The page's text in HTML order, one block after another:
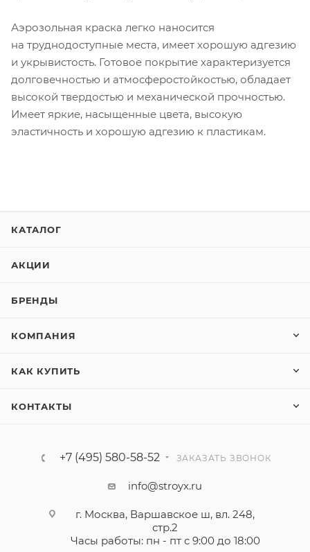
Аэрозольная краска легко наносится
на труднодоступные места, имеет хорошую адгезию
и укрывистость. Готовое покрытие характеризуется
долговечностью и атмосферостойкостью, обладает
высокой твердостью и механической прочностью.
Имеет яркие, насыщенные цвета, высокую
эластичность и хорошую адгезию к пластикам.
КАТАЛОГ
АКЦИИ
БРЕНДЫ
КОМПАНИЯ
КАК КУПИТЬ
КОНТАКТЫ
+7 (495) 580-58-52 ЗАКАЗАТЬ ЗВОНОК
info@stroyx.ru
г. Москва, Варшавское ш, вл. 248,
стр.2
Часы работы: пн - пт с 9:00 до 18:00